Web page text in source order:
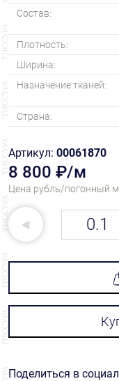
Состав:
Плотность:
Ширина:
Назначение тканей:
Страна:
Артикул: 00061870
8 800 ₽/м
Цена рубль/погонный
Поделиться в